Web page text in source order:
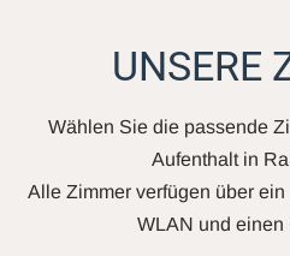
UNSERE
Wählen Sie die passende
Aufenthalt in
Alle Zimmer verfügen über
WLAN und einen